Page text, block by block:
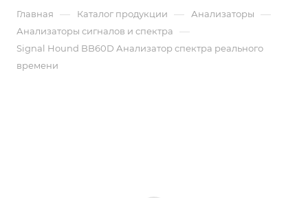
Главная — Каталог продукции — Анализаторы —
Анализаторы сигналов и спектра —
Signal Hound BB60D Анализатор спектра реального
времени